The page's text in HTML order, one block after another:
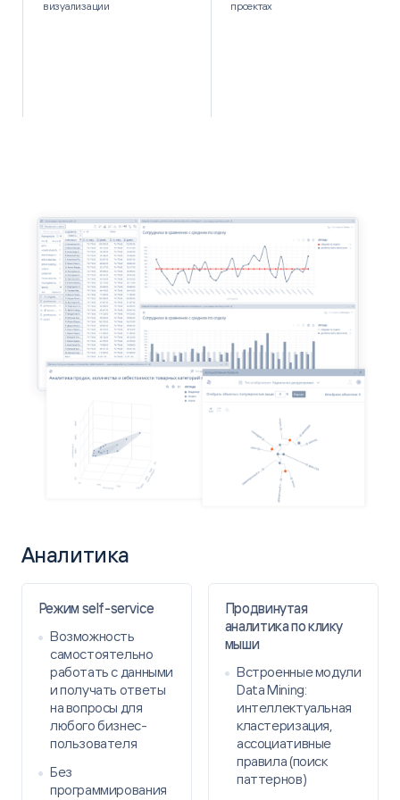
Бинбанк
ЗАДАЧА
Внедрить Polymatica Analytics для работы
с большими объемами данных о клиентах.
РЕЗУЛЬТАТ
Комплексный анализ. Объединение всех
имеющихся данных: социально-демографические
и транзакционные портреты клиентов, история
покупок. Получение срезов данных для разработки
таргетированных кампаний — положительная
обратная связь от клиентов выросла с 14 до 34%.
Polymatica
визуализации
проектах
Аналитика
Режим self-service
Возможность
самостоятельно
работать с данными
и получать ответы
на вопросы для
любого бизнес-
пользователя
Без
программирования
Продвинутая
аналитика по клику
мыши
Встроенные модули
Data Mining:
интеллектуальная
кластеризация,
ассоциативные
правила (поиск
паттернов)